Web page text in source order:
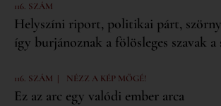
116. SZÁM
Helyszíni riport, politikai párt,
így burjánoznak a fölösleges szavak a
116. SZÁM | NÉZZ A KÉP MÖGÉ!
Ez az arc egy valódi ember arca